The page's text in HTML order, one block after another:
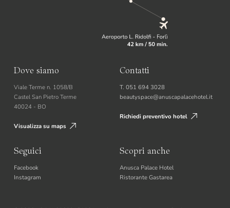
Dove siamo
Viale Terme n. 1058/B
Castel San Pietro Terme
40024 - BO
Visualizza su maps
Contatti
T. 051 694 3028
beautyspace@anuscapalacehotel.it
Richiedi preventivo hotel
Seguici
Facebook
Instagram
Scopri anche
Anusca Palace Hotel
Ristorante Gastarea